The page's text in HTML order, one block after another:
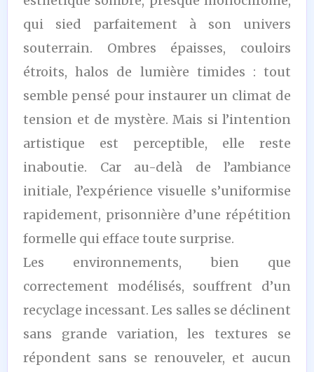
qui sied parfaitement à son univers
souterrain. Ombres épaisses, couloirs
étroits, halos de lumière timides : tout
semble pensé pour instaurer un climat de
tension et de mystère. Mais si l’intention
artistique est perceptible, elle reste
inaboutie. Car au-delà de l’ambiance
initiale, l’expérience visuelle s’uniformise
rapidement, prisonnière d’une répétition
formelle qui efface toute surprise.
Les environnements, bien que
correctement modélisés, souffrent d’un
recyclage incessant. Les salles se déclinent
sans grande variation, les textures se
répondent sans se renouveler, et aucun